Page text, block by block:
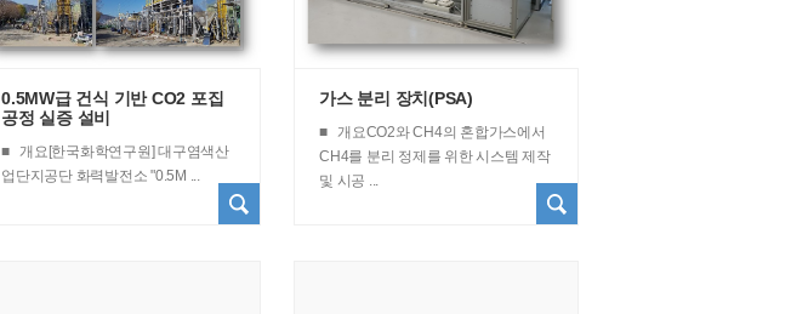
0.5MW급 건식 기반 CO2 포집
공정 실증 설비
■ 개요[한국화학연구원] 대구염색산
업단지공단 화력발전소 "0.5M ...
가스 분리 장치(PSA)
■ 개요CO2와 CH4의 혼합가스에서
CH4를 분리 정제를 위한 시스템 제작
및 시공 ...